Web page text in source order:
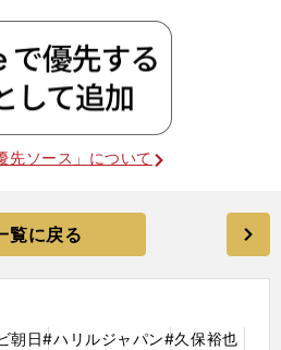
先ソース」について
覧に戻る
朝日#ハリルジャパン#久保裕也